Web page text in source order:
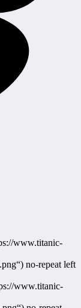
www.titanic-
no-repeat left
www.titanic-